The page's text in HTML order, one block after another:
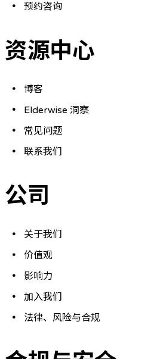
预约咨询
资源中心
博客
Elderwise 洞察
常见问题
联系我们
公司
关于我们
价值观
影响力
加入我们
法律、风险与合规